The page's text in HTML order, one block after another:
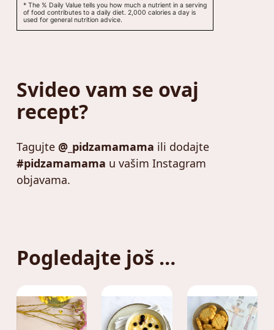
* The % Daily Value tells you how much a nutrient in a serving
of food contributes to a daily diet. 2,000 calories a day is
used for general nutrition advice.
Svideo vam se ovaj
recept?
Tagujte @_pidzamamama ili dodajte
#pidzamamama u vašim Instagram
objavama.
Pogledajte još …